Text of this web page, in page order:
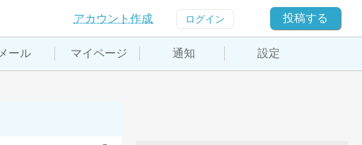
アカウント作成 ログイン 投稿する
メール マイページ 通知 設定